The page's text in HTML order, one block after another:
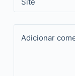
Site
Adicionar